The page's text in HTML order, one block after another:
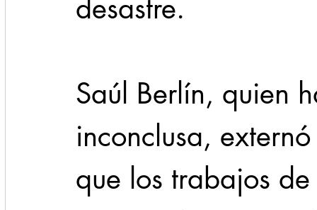
desastre.
Saúl Berlín, quien
inconclusa,
que los trabajos